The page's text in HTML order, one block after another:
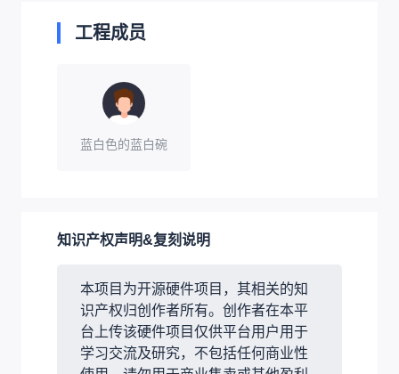
工程成员
蓝白色的蓝白碗
知识产权声明&复刻说明
本项目为开源硬件项目，其相关的知
识产权归创作者所有。创作者在本平
台上传该硬件项目仅供平台用户用于
学习交流及研究，不包括任何商业性